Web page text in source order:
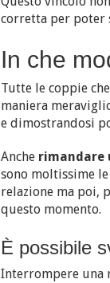
corretta per poter
In che
Tutte le coppie
maniera
e dimostrandosi
Anche rimandare
sono moltissime
relazione ma poi,
questo momento.
È possibile
Interrompere una